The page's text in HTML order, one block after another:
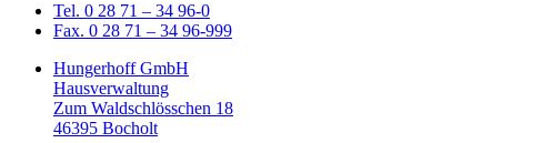
Tel. 0 28 71 – 34 96-0
Fax. 0 28 71 – 34 96-999
Hungerhoff GmbH
Hausverwaltung
Zum Waldschlösschen 18
46395 Bocholt